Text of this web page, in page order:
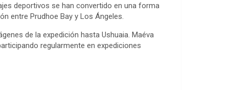
deportivos se han convertido en una forma
entre Prudhoe Bay y Los Ángeles.
de la expedición hasta Ushuaia. Maéva
regularmente en expediciones